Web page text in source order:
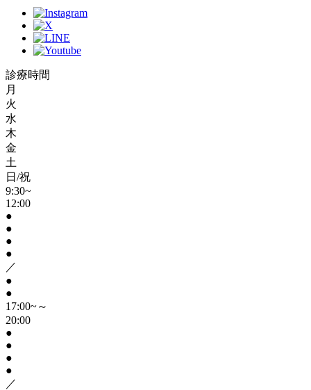
診療時間
月
火
水
木
金
土
日/祝
9:30~
12:00
●
●
●
●
／
●
●
17:00~～
20:00
●
●
●
●
／